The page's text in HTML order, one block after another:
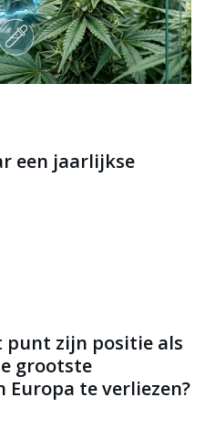
een jaarlijkse
punt zijn positie als
grootste
te verliezen?